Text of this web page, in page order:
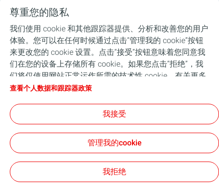
产品介绍
ANAC润滑油分析服务
养护知识
品牌与赛事运动
个人信息保护和Cookies声明
尊重您的隐私
我们使用 cookie 和其他跟踪器提供、分析和改善您的用户
体验。您可以在任何时候通过点击“管理我的 cookie”按钮
来更改您的 cookie 设置。点击“接受”按钮意味着您同意我
们在您的设备上存储所有 cookie。如果您点击“拒绝”，我
们将仅使用网站正常运作所需的技术性 cookie。有关更多
信息，请参阅 “个人数据和跟踪器政策”页面。
查看个人数据和跟踪器政策
我接受
管理我的cookie
我拒绝